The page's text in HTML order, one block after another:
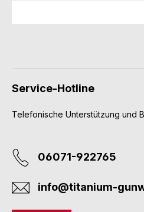
Service-Hotline
Telefonische Unterstützung und
06071-922765
info@titanium-